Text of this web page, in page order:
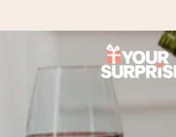
damit du es genau zum